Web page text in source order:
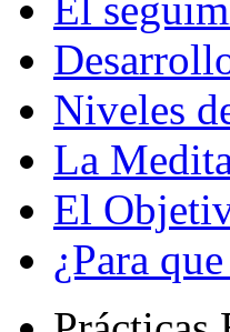
Niveles
La
El
¿Para